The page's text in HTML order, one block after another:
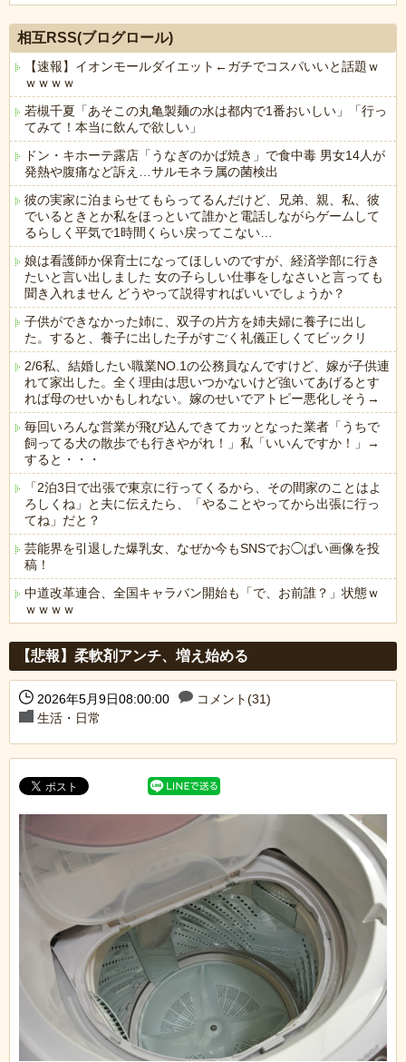
相互RSS(ブログロール)
【速報】イオンモールダイエット←ガチでコスパいいと話題ｗ
ｗｗｗｗ
若槻千夏「あそこの丸亀製麺の水は都内で1番おいしい」「行っ
てみて！本当に飲んで欲しい」
ドン・キホーテ露店「うなぎのかば焼き」で食中毒 男女14人が
発熱や腹痛など訴え…サルモネラ属の菌検出
彼の実家に泊まらせてもらってるんだけど、兄弟、親、私、彼
でいるときとか私をほっといて誰かと電話しながらゲームして
るらしく平気で1時間くらい戻ってこない…
娘は看護師か保育士になってほしいのですが、経済学部に行き
たいと言い出しました 女の子らしい仕事をしなさいと言っても
聞き入れません どうやって説得すればいいでしょうか？
子供ができなかった姉に、双子の片方を姉夫婦に養子に出し
た。すると、養子に出した子がすごく礼儀正しくてビックリ
2/6私、結婚したい職業NO.1の公務員なんですけど、嫁が子供連
れて家出した。全く理由は思いつかないけど強いてあげるとす
れば母のせいかもしれない。嫁のせいでアトピー悪化しそう→
毎回いろんな営業が飛び込んできてカッとなった業者「うちで
飼ってる犬の散歩でも行きやがれ！」私「いいんですか！」→
すると・・・
「2泊3日で出張で東京に行ってくるから、その間家のことはよ
ろしくね」と夫に伝えたら、「やることやってから出張に行っ
てね」だと？
芸能界を引退した爆乳女、なぜか今もSNSでお◯ぱい画像を投
稿！
中道改革連合、全国キャラバン開始も「で、お前誰？」状態ｗ
ｗｗｗｗ
【悲報】柔軟剤アンチ、増え始める
2026年5月9日08:00:00
コメント(31)
生活・日常